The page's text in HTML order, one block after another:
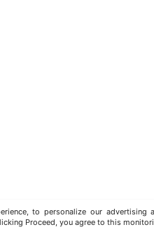
to personalize our advertising
Proceed, you agree to this